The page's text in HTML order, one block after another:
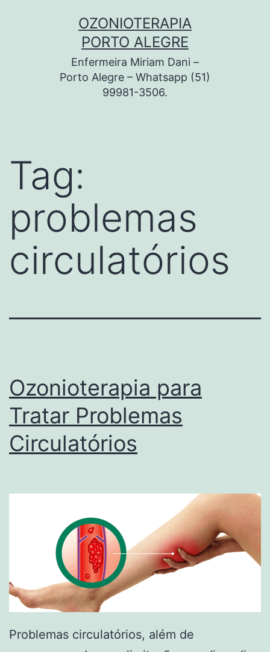
OZONIOTERAPIA
PORTO ALEGRE
Enfermeira Miriam Dani –
Porto Alegre – Whatsapp (51)
99981-3506.
Tag:
problemas
circulatórios
Ozonioterapia para
Tratar Problemas
Circulatórios
Problemas circulatórios, além de